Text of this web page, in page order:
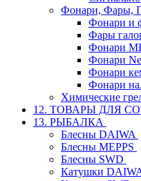
Фонари, Фары,
Фонари и
Фары
Фонари
Фонари
Фонари
Фонари
Химические
12. ТОВАРЫ ДЛЯ
13. РЫБАЛКА
Блесны DAIWA
Блесны MEPPS
Блесны SWD
Катушки